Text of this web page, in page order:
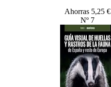
Ahorras 5,25 €
Nº 7